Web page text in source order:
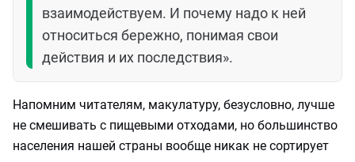
взаимодействуем. И почему надо к ней
относиться бережно, понимая свои
действия и их последствия».
Напомним читателям, макулатуру, безусловно, лучше
не смешивать с пищевыми отходами, но большинство
населения нашей страны вообще никак не сортирует